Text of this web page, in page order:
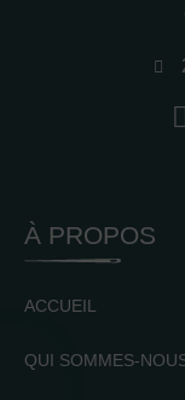
À PROPOS
ACCUEIL
QUI SOMMES-